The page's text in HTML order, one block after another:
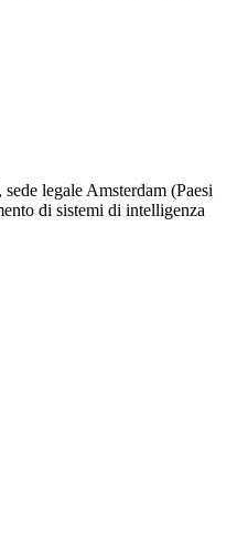
legale Amsterdam (Paesi
di sistemi di intelligenza